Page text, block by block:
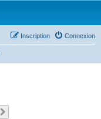
Connexion
Inscription